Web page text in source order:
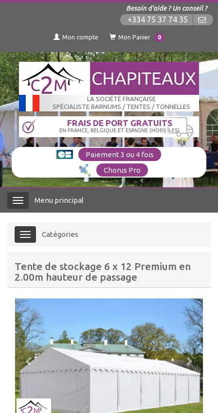
Besoin d'aide ? Un conseil ?
+334 75 37 74 35
Mon compte Mon Panier 0
LA SOCIÉTÉ FRANÇAISE
SPÉCIALISTE BARNUMS / TENTES / TONNELLES
FRAIS DE PORT GRATUITS
EN FRANCE, BELGIQUE ET ESPAGNE (HORS ÎLES)
Paiement 3 ou 4 fois
Chorus Pro
Menu Menu principal
Menu Catégories
Tente de stockage 6 x 12 Premium en
2.00m hauteur de passage